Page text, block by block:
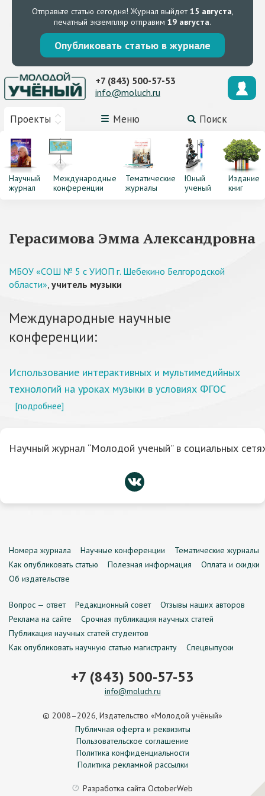
Отправьте статью сегодня! Журнал выйдет15 августа,
печатный экземпляр отправим 19 августа.
Опубликовать статью в журнале
Проекты Меню Поиск
+7 (843) 500-57-53
info@moluch.ru
Научный
журнал
Международные
конференции
Тематические
журналы
Юный
ученый
Издание
книг
Герасимова Эмма Александровна
МБОУ «СОШ № 5 с УИОП г. Шебекино Белгородской
области», учитель музыки
Международные научные
конференции:
Использование интерактивных и мультимедийных
технологий на уроках музыки в условиях ФГОС
[подробнее]
Научный журнал “Молодой ученый” в социальных
Номера журнала Научные конференции
Тематические журналы
Как опубликовать статью
Полезная информация
Оплата и скидки
Об издательстве
Вопрос — ответ Редакционный совет
Отзывы наших авторов
Реклама на сайте
Срочная публикация научных статей
Публикация научных статей студентов
Как опубликовать научную статью магистранту
Спецвыпуски
+7 (843) 500-57-53
info@moluch.ru
© 2008–2026, Издательство «Молодой учёный»
Публичная оферта и реквизиты
Пользовательское соглашение
Политика конфиденциальности
Политика рекламной рассылки
Разработка сайта OctoberWeb